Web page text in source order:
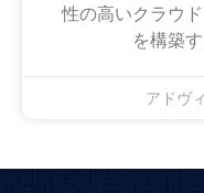
性の高いクラウ
を構築
アドヴ